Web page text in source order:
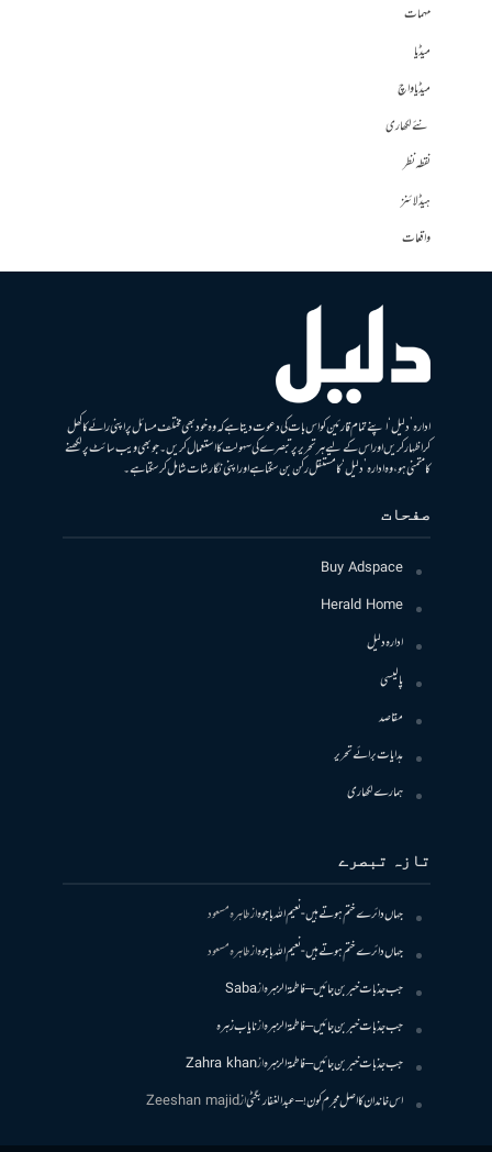
مہمات
میڈیا
میڈیا واچ
نئے لکھاری
نقطہ نظر
ہیڈلائنز
واقعات
ادارہ ’دلیل‘ اپنے تمام قارئین کو اس بات کی دعوت دیتا ہے کہ وہ خود بھی مختلف مسائل پر اپنی رائے کا کھل
کر اظہار کریں اور اس کے لیے ہر تحریر پر تبصرے کی سہولت کا استعمال کریں۔ جو بھی ویب سائٹ پر لکھنے
کا متمنی ہو، وہ ادارہ ’دلیل‘ کا مستقل رکن بن سکتا ہے اور اپنی نگارشات شامل کرسکتا ہے۔
صفحات
Buy Adspace
Herald Home
ادارہ دلیل
پالیسی
مقاصد
ہدایات برائے تحریر
ہمارے لکھاری
تازہ تبصرے
جہاں دائرے ختم ہوتے ہیں- نعیم اللہ باجوہازطاہرہ مسعود
جہاں دائرے ختم ہوتے ہیں- نعیم اللہ باجوہازطاہرہ مسعود
جب جذبات خبر بن جائیں – فاطمۃالزہرہازSaba
جب جذبات خبر بن جائیں – فاطمۃالزہرہازنایاب زہرہ
جب جذبات خبر بن جائیں – فاطمۃالزہرہازZahra khan
اس خاندان کا اصل مجرم کون! – عبدالغفار بگٹیازZeeshan majid